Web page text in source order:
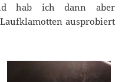
hab ich dann aber
ausprobiert